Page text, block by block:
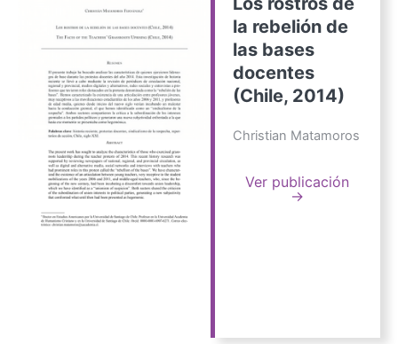
la rebelión de
las bases
docentes
(Chile, 2014)
Christian Matamoros
Ver publicación
→